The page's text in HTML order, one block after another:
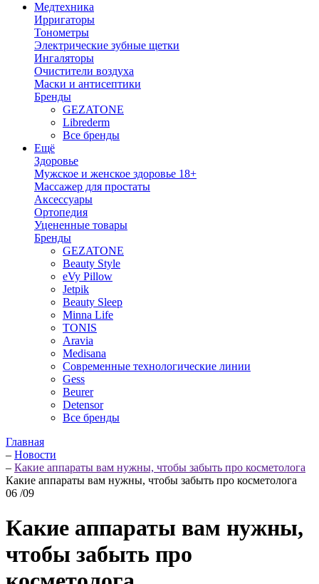
Медтехника
Ирригаторы
Тонометры
Электрические зубные щетки
Ингаляторы
Очистители воздуха
Маски и антисептики
Бренды
GEZATONE
Librederm
Все бренды
Ещё
Здоровье
Мужское и женское здоровье 18+
Массажер для простаты
Аксессуары
Ортопедия
Уцененные товары
Бренды
GEZATONE
Beauty Style
eVy Pillow
Jetpik
Beauty Sleep
Minna Life
TONIS
Aravia
Medisana
Современные технологические линии
Gess
Beurer
Detensor
Все бренды
Главная
– Новости
– Какие аппараты вам нужны, чтобы забыть про косметолога
Какие аппараты вам нужны, чтобы забыть про косметолога
06 /09
Какие аппараты вам нужны,
чтобы забыть про